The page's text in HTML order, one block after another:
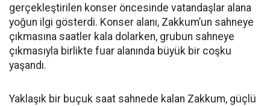
gerçekleştirilen konser öncesinde vatandaşlar alana
yoğun ilgi gösterdi. Konser alanı, Zakkum’un sahneye
çıkmasına saatler kala dolarken, grubun sahneye
çıkmasıyla birlikte fuar alanında büyük bir coşku
yaşandı.
Yaklaşık bir buçuk saat sahnede kalan Zakkum, güçlü